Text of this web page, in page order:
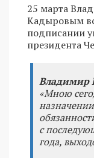
25 марта
Кадыровым
подписании
президента
Владимир
«Мною
с
года,